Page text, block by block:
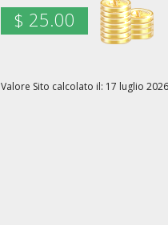
$ 25.00
Valore Sito calcolato il: 17 luglio